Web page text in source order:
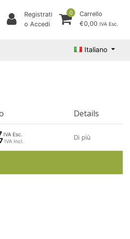
Registrati
o Accedi
0
Carrello
€0,00 IVA Esc.
Italiano
Details
IVA Esc.
IVA Incl.
Di più